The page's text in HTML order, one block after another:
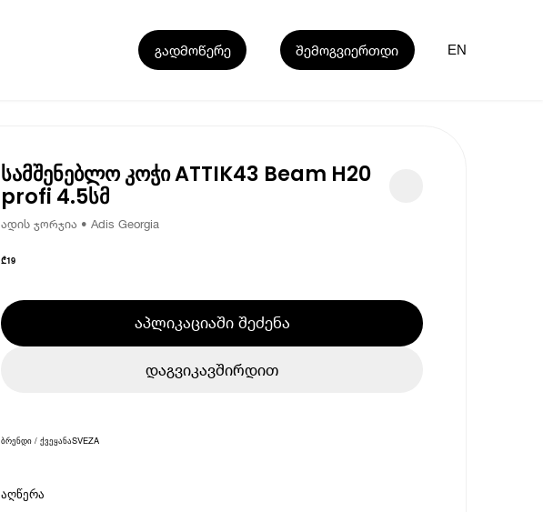
გადმოწერე შემოგვიერთდი EN
სამშენებლო კოჭი ATTIK43 Beam H20
profi 4.5სმ
ადის ჯორჯია • Adis Georgia
₾19
აპლიკაციაში შეძენა
დაგვიკავშირდით
ბრენდი / ქვეყანაSVEZA
აღწერა